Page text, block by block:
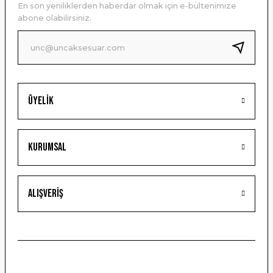
Ürün bilgilerinde hatalar bulunuyor.
Ürün fiyatı diğer sitelerden daha pahalı.
Bu ürüne benzer farklı alternatifler olmalı.
Gönder
Üyelik
Kurumsal
Alışveriş
En son yeniliklerden haberdar olmak için e-bültenimize
abone olabilirsiniz.